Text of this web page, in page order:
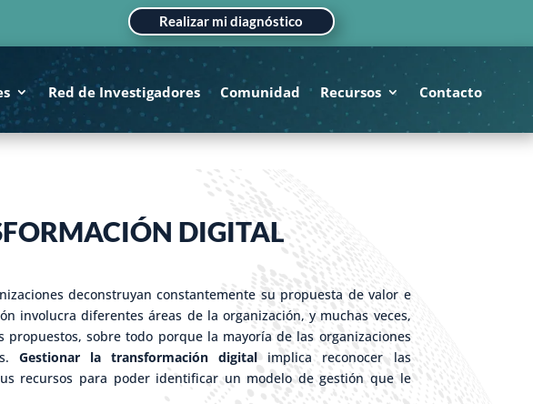
Realizar mi diagnóstico
Red de Investigadores Comunidad Recursos Contacto
DIGITAL
deconstruyan constantemente su propuesta de valor e
involucra diferentes áreas de la organización, y muchas veces,
sobre todo porque la mayoría de las organizaciones
Gestionar la transformación digital implica reconocer las
recursos para poder identificar un modelo de gestión que le